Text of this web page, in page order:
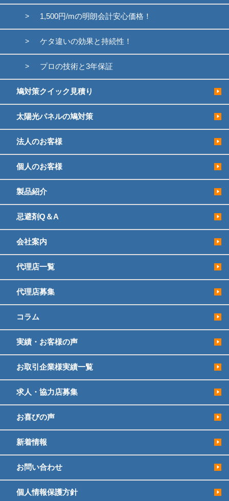
1,500円/mの明朗会計安心価格！
ケタ違いの効果と持続性！
プロの技術と3年保証
鳩対策クイック見積り
太陽光パネルの鳩対策
法人のお客様
個人のお客様
製品紹介
忌避剤Q＆A
会社案内
代理店一覧
代理店募集
コラム
実績・お客様の声
お取引企業様実績一覧
求人・協力店募集
お喜びの声
新着情報
お問い合わせ
個人情報保護方針